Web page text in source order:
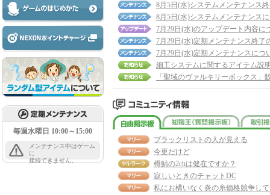
毎週水曜日 10:00～15:00
メンテナンス中はゲーム
に
接続できません。
8月5日(水)システムメンテナンス
8月5日(水)システムメンテナンス
7月29日(水)のアップデート内容に
7月29日(水)定期メンテナンス終了
7月29日(水)定期メンテナンスにつ
細工システムに関するアイテム説
自由掲示板 知識
ブラックリストの人が見える
今更だけど
樽鯖の2chは健在ですか？
寂しいときのチャットDC